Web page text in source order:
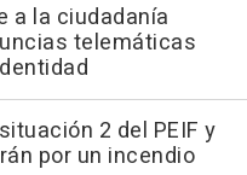
a la ciudadanía
telemáticas
2 del PEIF y
por un incendio